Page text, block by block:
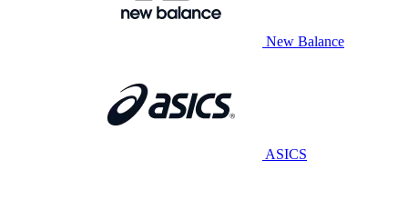
New Balance
ASICS